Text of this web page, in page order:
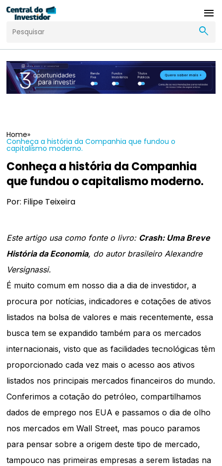
menu
search
Home»
Conheça a história da Companhia que fundou o
capitalismo moderno.
Conheça a história da Companhia
que fundou o capitalismo moderno.
Por: Filipe Teixeira
Este artigo usa como fonte o livro: Crash: Uma Breve
História da Economia, do autor brasileiro Alexandre
Versignassi.
É muito comum em nosso dia a dia de investidor, a
procura por notícias, indicadores e cotações de ativos
listados na bolsa de valores e mais recentemente, essa
busca tem se expandido também para os mercados
internacionais, visto que as facilidades tecnológicas têm
proporcionado cada vez mais o acesso aos ativos
listados nos principais mercados financeiros do mundo.
Conferimos a cotação do petróleo, compartilhamos
dados de emprego nos EUA e passamos o dia de olho
nos mercados em Wall Street, mas pouco paramos
para pensar sobre a origem deste tipo de mercado,
tampouco nas primeiras empresas a serem listadas na